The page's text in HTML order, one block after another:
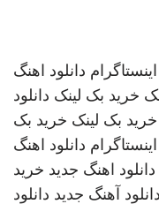
دانلود اهنگ
خرید بک لینک دانلود
خرید بک لینک خرید بک
دانلود اهنگ
دانلود اهنگ جدید خرید
دانلود آهنگ جدید دانلود